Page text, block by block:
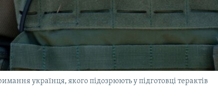
українця, якого підозрюють у підготовці терактів